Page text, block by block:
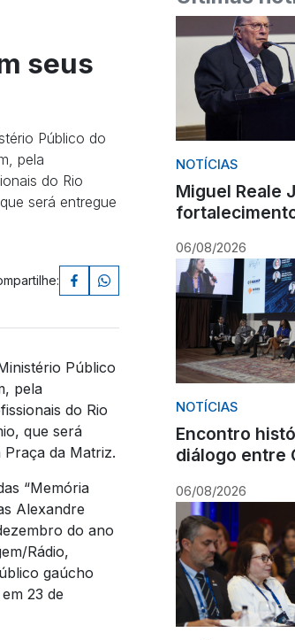
seus
Público do
pela
do Rio
será entregue
Público
pela
do Rio
que será
da Matriz.
“Memória
Alexandre
do ano
Rádio,
gaúcho
23 de
NOTÍCIAS
Miguel Reale
Ministério
06/08/2026
NOTÍCIAS
Encontro
diálogo entre
da carreira
06/08/2026